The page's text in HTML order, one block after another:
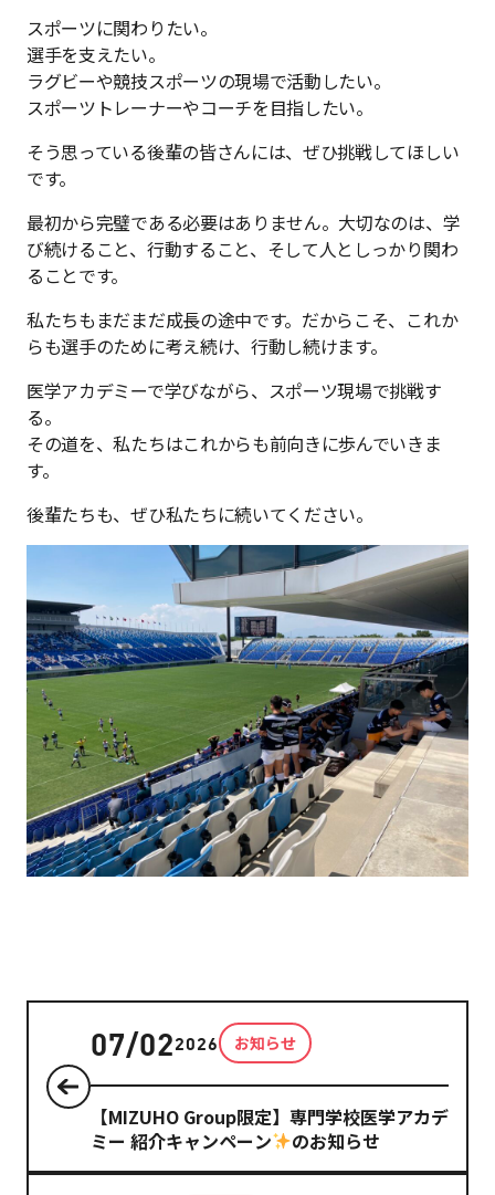
スポーツに関わりたい。
選手を支えたい。
ラグビーや競技スポーツの現場で活動したい。
スポーツトレーナーやコーチを目指したい。
そう思っている後輩の皆さんには、ぜひ挑戦してほしい
です。
最初から完璧である必要はありません。大切なのは、学
び続けること、行動すること、そして人としっかり関わ
ることです。
私たちもまだまだ成長の途中です。だからこそ、これか
らも選手のために考え続け、行動し続けます。
医学アカデミーで学びながら、スポーツ現場で挑戦す
る。
その道を、私たちはこれからも前向きに歩んでいきま
す。
後輩たちも、ぜひ私たちに続いてください。
07/022026 お知らせ
【MIZUHO Group限定】専門学校医学アカデ
ミー 紹介キャンペーン
のお知らせ